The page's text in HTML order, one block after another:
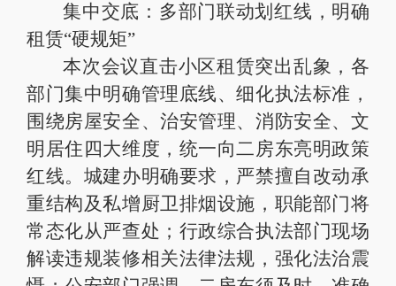
集中交底：多部门联动划红线，明确
租赁“硬规矩”
本次会议直击小区租赁突出乱象，各
部门集中明确管理底线、细化执法标准，
围绕房屋安全、治安管理、消防安全、文
明居住四大维度，统一向二房东亮明政策
红线。城建办明确要求，严禁擅自改动承
重结构及私增厨卫排烟设施，职能部门将
常态化从严查处；行政综合执法部门现场
解读违规装修相关法律法规，强化法治震